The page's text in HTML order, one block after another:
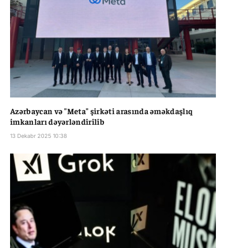
Azərbaycan və "Meta" şirkəti arasında əməkdaşlıq
imkanları dəyərləndirilib
13 Dekabr 2025 10:38